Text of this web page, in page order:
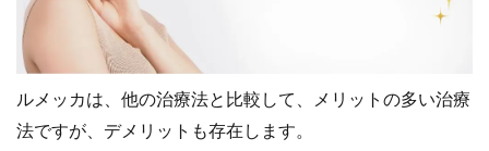
ルメッカは、他の治療法と比較して、メリットの多い治療
法ですが、デメリットも存在します。